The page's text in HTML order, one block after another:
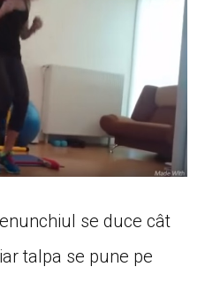
se duce cât
talpa se pune pe